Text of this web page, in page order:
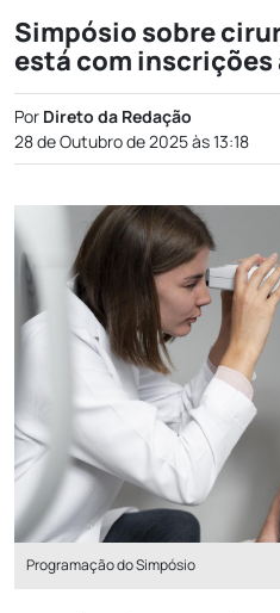
Simpósio sobre
está com
Por Direto da Redação
28 de Outubro de 2025 às 13:18
Programação do Simpósio